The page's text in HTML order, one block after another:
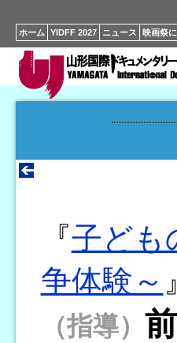
ホーム YIDFF 2027 ニュース 映画祭
『子ども
争体験～ 』
（指導）